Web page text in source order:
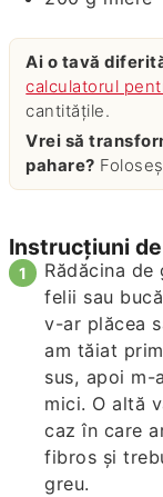
Ai o tavă
calculatorul
cantitățile.
Vrei să transformi gramele în linguri, căni sau
pahare?
Instrucțiuni
Rădăcina
felii sau
v-ar plăcea
am tăiat
sus, apoi m-
mici. O altă
caz în care
fibros şi
greu.